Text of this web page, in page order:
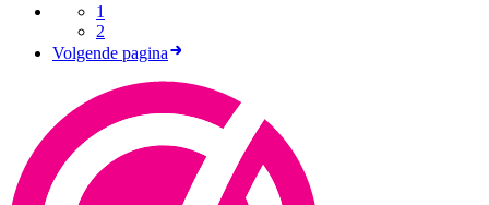
1
2
Volgende pagina